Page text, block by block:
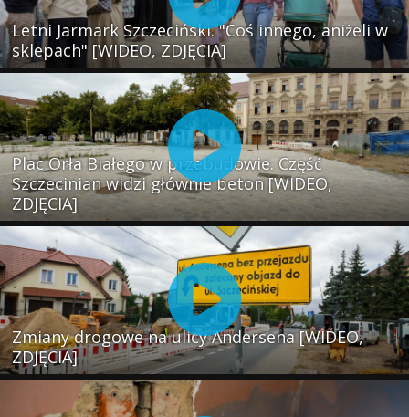
Letni Jarmark Szczeciński. "Coś innego, aniżeli w
sklepach" [WIDEO, ZDJĘCIA]
Plac Orła Białego w przebudowie. Część
Szczecinian widzi głównie beton [WIDEO,
ZDJĘCIA]
Zmiany drogowe na ulicy Andersena [WIDEO,
ZDJĘCIA]